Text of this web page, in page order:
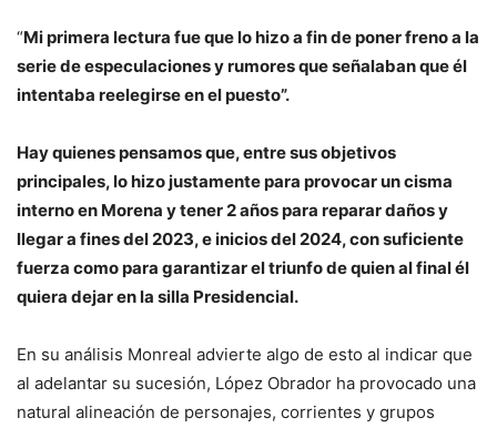
“Mi primera lectura fue que lo hizo a fin de poner freno a la
serie de especulaciones y rumores que señalaban que él
intentaba reelegirse en el puesto”.
Hay quienes pensamos que, entre sus objetivos
principales, lo hizo justamente para provocar un cisma
interno en Morena y tener 2 años para reparar daños y
llegar a fines del 2023, e inicios del 2024, con suficiente
fuerza como para garantizar el triunfo de quien al final él
quiera dejar en la silla Presidencial.
En su análisis Monreal advierte algo de esto al indicar que
al adelantar su sucesión, López Obrador ha provocado una
natural alineación de personajes, corrientes y grupos